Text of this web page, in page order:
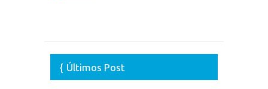
Últimos Post